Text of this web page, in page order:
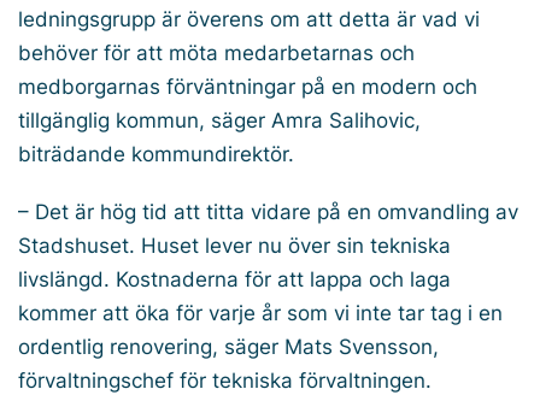
ledningsgrupp är överens om att detta är vad vi
behöver för att möta medarbetarnas och
medborgarnas förväntningar på en modern och
tillgänglig kommun, säger Amra Salihovic,
biträdande kommundirektör.
– Det är hög tid att titta vidare på en omvandling av
Stadshuset. Huset lever nu över sin tekniska
livslängd. Kostnaderna för att lappa och laga
kommer att öka för varje år som vi inte tar tag i en
ordentlig renovering, säger Mats Svensson,
förvaltningschef för tekniska förvaltningen.